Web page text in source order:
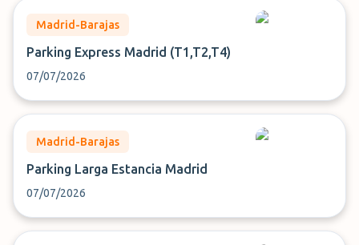
Madrid-Barajas
Parking Express Madrid (T1,T2,T4)
07/07/2026
Madrid-Barajas
Parking Larga Estancia Madrid
07/07/2026